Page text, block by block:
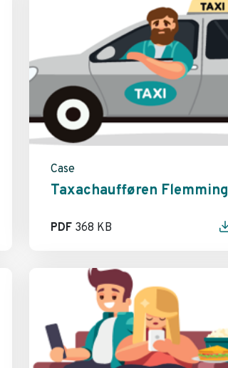
Case
Taxachaufføren Flemming
PDF 368 KB